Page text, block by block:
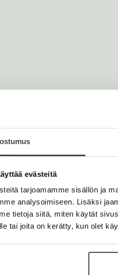
evästeitä
tarjoamamme sisällön ja
analysoimiseen. Lisäksi
tietoja siitä, miten käytät
tai joita on kerätty, kun olet